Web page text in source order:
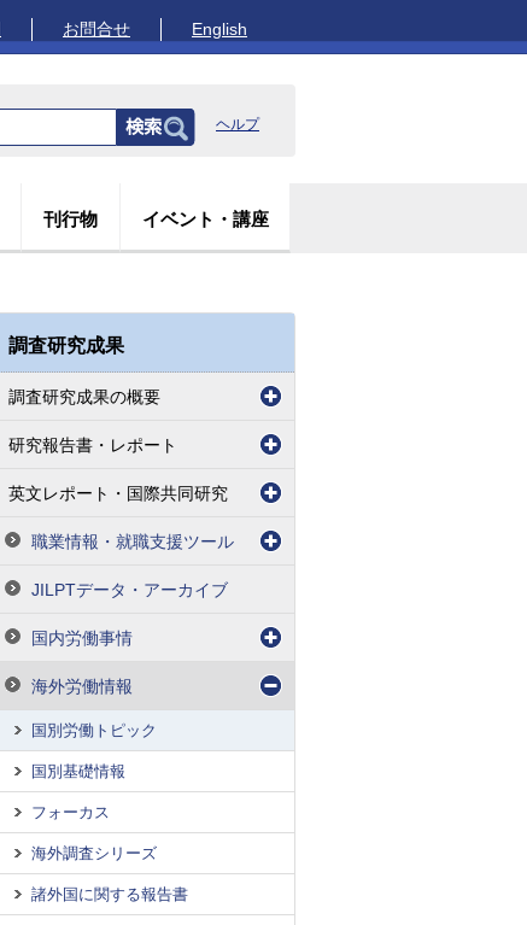
お問合せ English
ヘルプ
刊行物 イベント・講座
調査研究成果
調査研究成果の概要
研究報告書・レポート
英文レポート・国際共同研究
職業情報・就職支援ツール
JILPTデータ・アーカイブ
国内労働事情
海外労働情報
国別労働トピック
国別基礎情報
フォーカス
海外調査シリーズ
諸外国に関する報告書